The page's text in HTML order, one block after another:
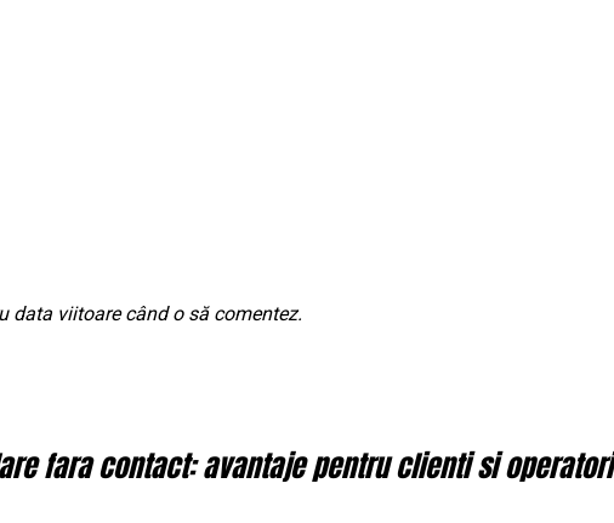
data viitoare când o să comentez.
fara contact: avantaje pentru clienti si operatori